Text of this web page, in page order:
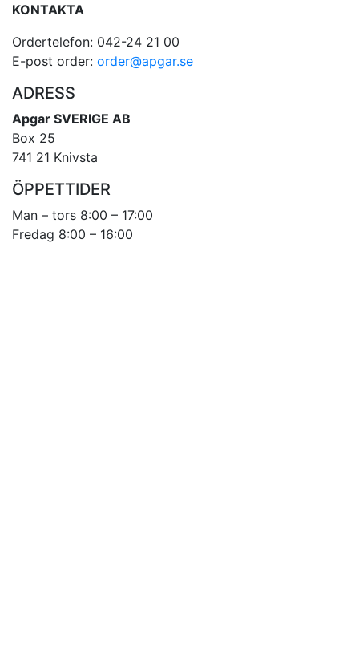
KONTAKTA
Ordertelefon: 042-24 21 00
E-post order: order@apgar.se
ADRESS
Apgar SVERIGE AB
Box 25
741 21 Knivsta
ÖPPETTIDER
Man – tors 8:00 – 17:00
Fredag 8:00 – 16:00